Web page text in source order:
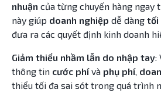
nhuận của từng chuyến hàng ngay
này giúp doanh nghiệp dễ dàng tối
đưa ra các quyết định kinh doanh
Giảm thiểu nhầm lẫn do nhập tay:
thông tin cước phívà phụ phí,
thiểu tối đa sai sót trong quá trình